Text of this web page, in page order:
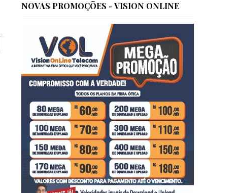
NOVAS PROMOÇÕES - VISION ONLINE